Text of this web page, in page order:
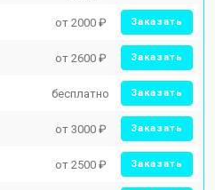
от 2000 ₽ Заказать
от 2600 ₽ Заказать
бесплатно Заказать
от 3000 ₽ Заказать
от 2500 ₽ Заказать